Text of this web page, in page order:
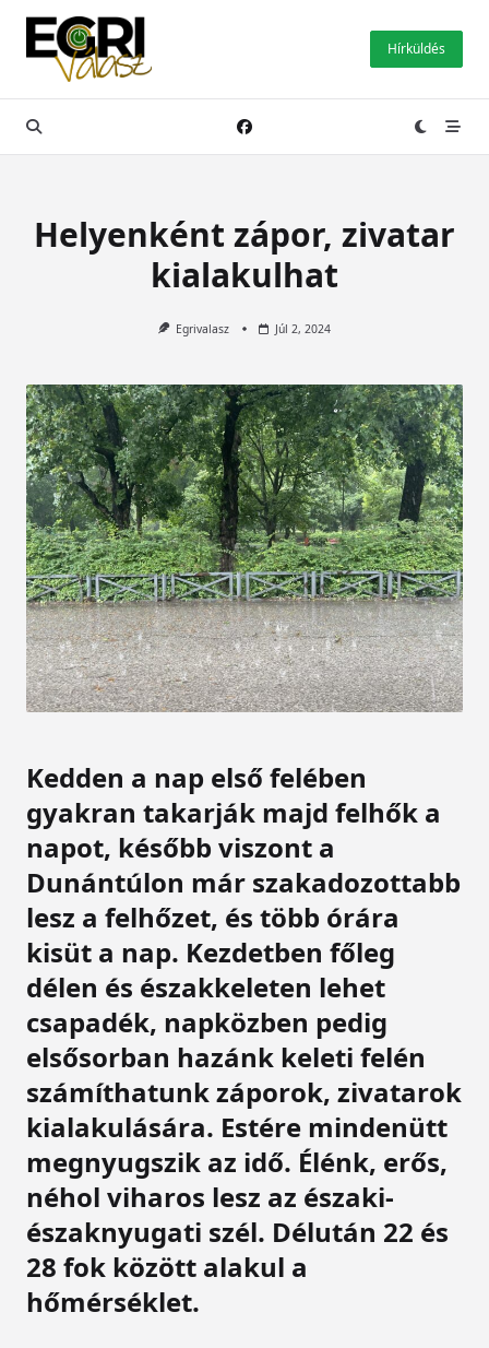
Skip
content
Hírküldés
Helyenként zápor, zivatar
kialakulhat
Egrivalasz Júl 2, 2024
Kedden a nap első felében
gyakran takarják majd felhők a
napot, később viszont a
Dunántúlon már szakadozottabb
lesz a felhőzet, és több órára
kisüt a nap. Kezdetben főleg
délen és északkeleten lehet
csapadék, napközben pedig
elsősorban hazánk keleti felén
számíthatunk záporok, zivatarok
kialakulására. Estére mindenütt
megnyugszik az idő. Élénk, erős,
néhol viharos lesz az északi-
északnyugati szél. Délután 22 és
28 fok között alakul a
hőmérséklet.